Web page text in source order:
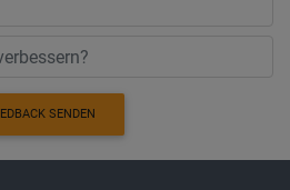
SENDEN